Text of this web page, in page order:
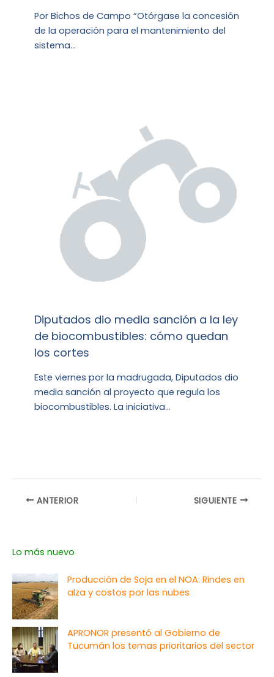
Por Bichos de Campo “Otórgase la concesión
de la operación para el mantenimiento del
sistema…
Diputados dio media sanción a la ley
de biocombustibles: cómo quedan
los cortes
Este viernes por la madrugada, Diputados dio
media sanción al proyecto que regula los
biocombustibles. La iniciativa…
ANTERIOR SIGUIENTE
Lo más nuevo
Producción de Soja en el NOA: Rindes en
alza y costos por las nubes
APRONOR presentó al Gobierno de
Tucumán los temas prioritarios del sector